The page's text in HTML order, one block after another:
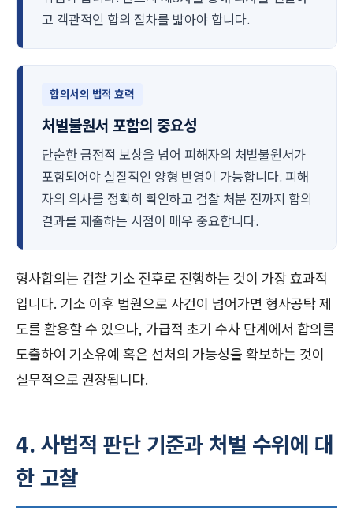
고 객관적인 합의 절차를 밟아야 합니다.
합의서의 법적 효력
처벌불원서 포함의 중요성
단순한 금전적 보상을 넘어 피해자의 처벌불원서가
포함되어야 실질적인 양형 반영이 가능합니다. 피해
자의 의사를 정확히 확인하고 검찰 처분 전까지 합의
결과를 제출하는 시점이 매우 중요합니다.
형사합의는 검찰 기소 전후로 진행하는 것이 가장 효과적
입니다. 기소 이후 법원으로 사건이 넘어가면 형사공탁 제
도를 활용할 수 있으나, 가급적 초기 수사 단계에서 합의를
도출하여 기소유예 혹은 선처의 가능성을 확보하는 것이
실무적으로 권장됩니다.
4. 사법적 판단 기준과 처벌 수위에 대
한 고찰